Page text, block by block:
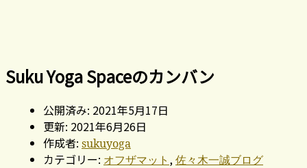
Suku Yoga Spaceのカンバン
公開済み: 2021年5月17日
更新: 2021年6月26日
作成者: sukuyoga
カテゴリー: オフザマット ,佐々木一誠ブログ